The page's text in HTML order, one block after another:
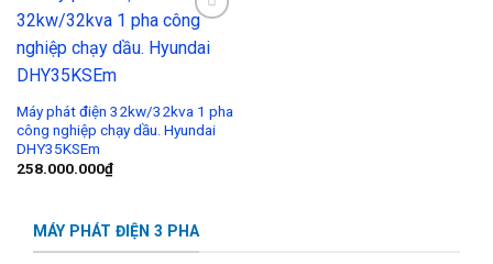
Add to
Wishlist
Máy phát điện 32kw/32kva 1 pha
công nghiệp chạy dầu. Hyundai
DHY35KSEm
258.000.000₫
MÁY PHÁT ĐIỆN 3 PHA